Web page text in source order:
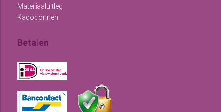
Materiaaluitleg
Kadobonnen
Betalen